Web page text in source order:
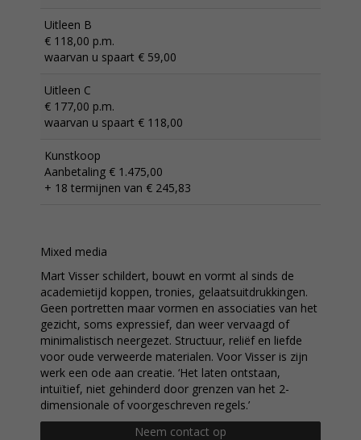
Uitleen B
€ 118,00 p.m.
waarvan u spaart € 59,00
Uitleen C
€ 177,00 p.m.
waarvan u spaart € 118,00
Kunstkoop
Aanbetaling € 1.475,00
+ 18 termijnen van € 245,83
Mixed media
Mart Visser schildert, bouwt en vormt al sinds de
academietijd koppen, tronies, gelaatsuitdrukkingen.
Geen portretten maar vormen en associaties van het
gezicht, soms expressief, dan weer vervaagd of
minimalistisch neergezet. Structuur, reliëf en liefde
voor oude verweerde materialen. Voor Visser is zijn
werk een ode aan creatie. ‘Het laten ontstaan,
intuïtief, niet gehinderd door grenzen van het 2-
dimensionale of voorgeschreven regels.’
Neem contact op